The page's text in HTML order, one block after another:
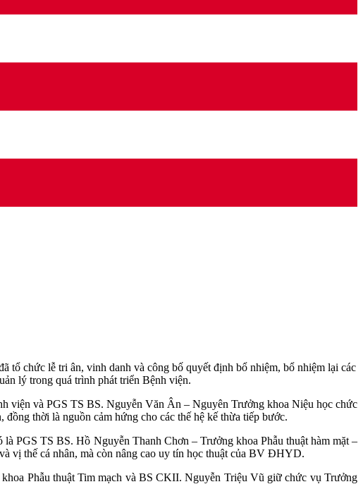
chức lễ tri ân, vinh danh và công bố quyết định bổ nhiệm, bổ nhiệm lại các
lý trong quá trình phát triển Bệnh viện.
viện và PGS TS BS. Nguyễn Văn Ân – Nguyên Trưởng khoa Niệu học chức
thời là nguồn cảm hứng cho các thế hệ kế thừa tiếp bước.
PGS TS BS. Hồ Nguyễn Thanh Chơn – Trưởng khoa Phẫu thuật hàm mặt –
vị thế cá nhân, mà còn nâng cao uy tín học thuật của BV ĐHYD.
Phẫu thuật Tim mạch và BS CKII. Nguyễn Triệu Vũ giữ chức vụ Trưởng